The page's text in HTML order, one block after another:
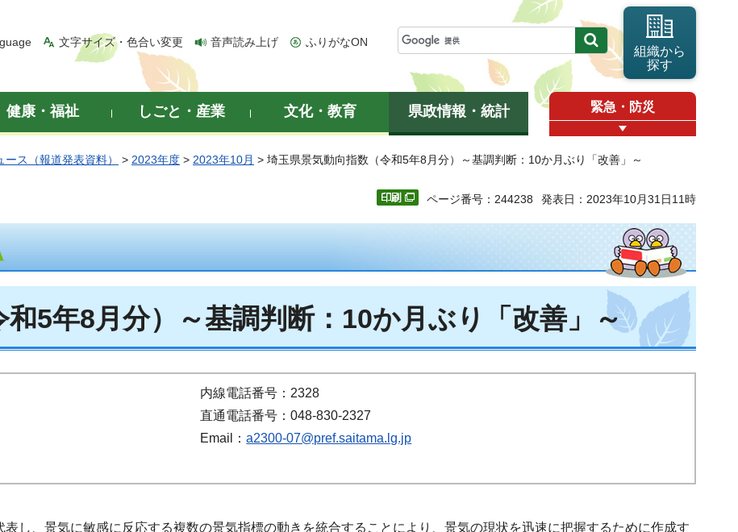
文字サイズ・色合い変更 音声読み上げ ふりがなON
組織から
探す
健康・福祉 しごと・産業 文化・教育 県政情報・統計 緊急・防災
ース（報道発表資料） > 2023年度 > 2023年10月 > 埼玉県景気動向指数（令和5年8月分）～基調判断：10か月ぶり「改善」～
ページ番号：244238 発表日：2023年10月31日11時
5年8月分）～基調判断：10か月ぶり「改善」～
内線電話番号：2328
直通電話番号：048-830-2327
Email：a2300-07@pref.saitama.lg.jp
し、景気に敏感に反応する複数の景気指標の動きを統合することにより、景気の現状を迅速に把握するために作成す